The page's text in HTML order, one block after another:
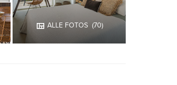
ALLE FOTOS (70)